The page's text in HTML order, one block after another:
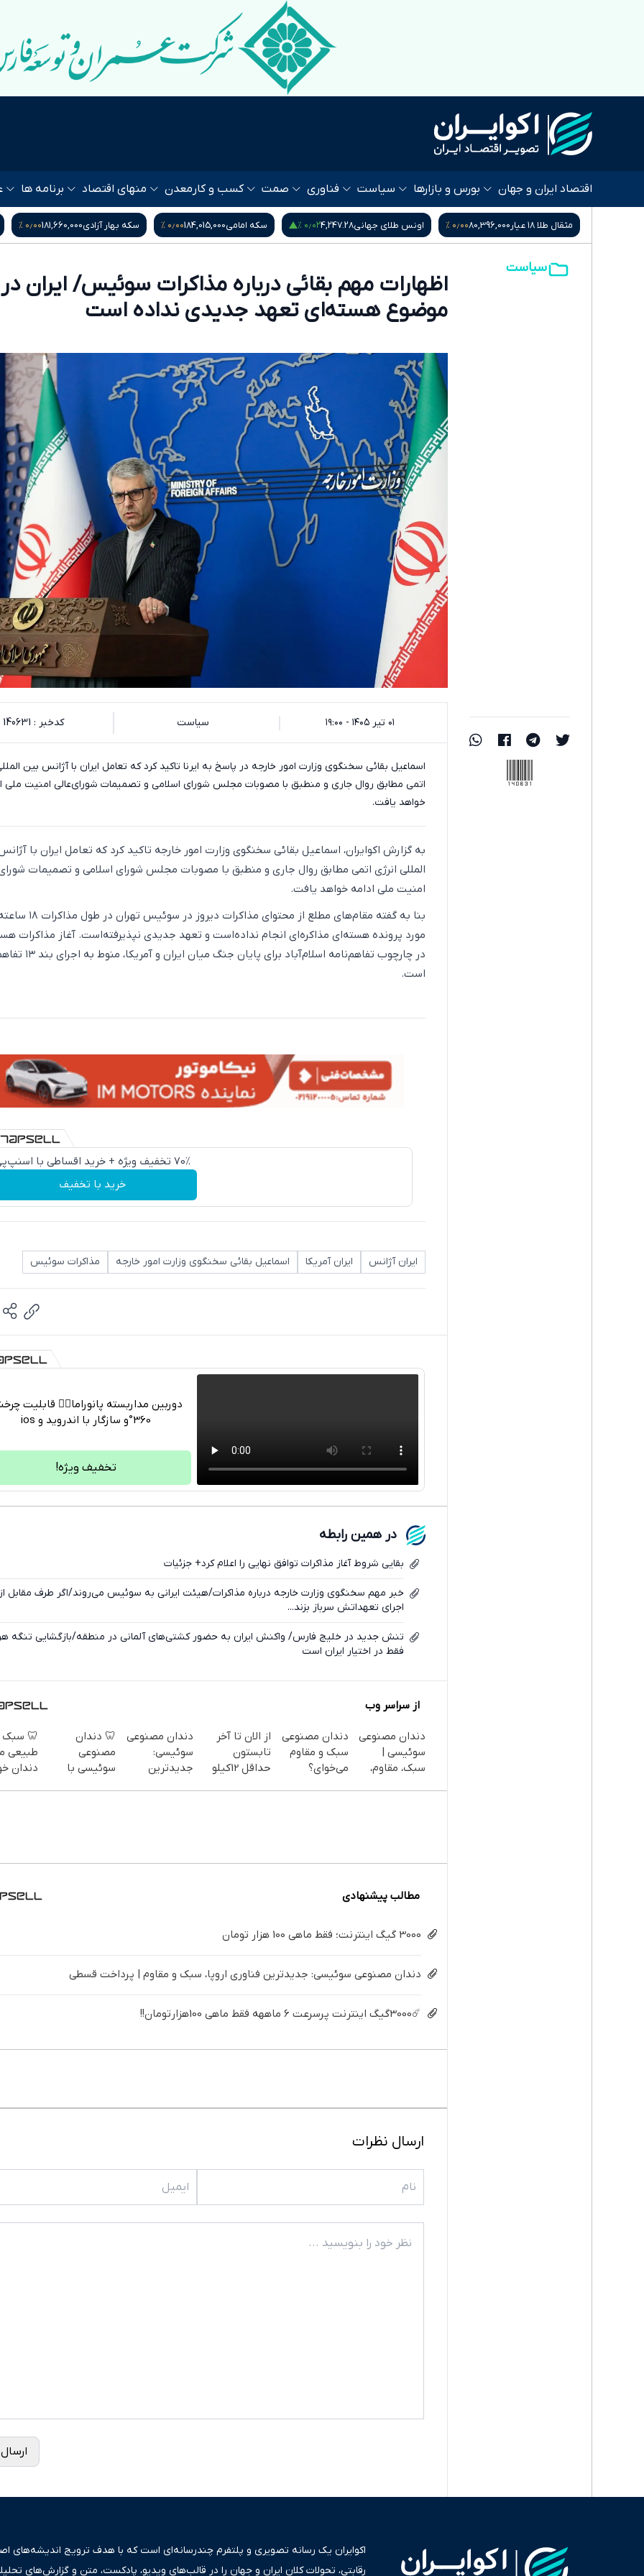
اقتصاد ایران و جهان بورس و بازارها سیاست فناوری صمت کسب و کار معدن منهای اقتصاد برنامه ها
اونس طلای جهانی4,247.28۰٫۰۲ % سکه امامی184,015,000۰٫۰۰ % سکه بهار آزادی181,660,000۰٫۰۰ % نیم سکه94,500,000۰٫۰۰ % ربع
سیاست
اظهارات مهم بقائی درباره مذاکرات سوئیس/ ایران در
موضوع هسته‌ای تعهد جدیدی نداده است
۰۱ تیر ۱۴۰۵ - ۱۹:۰۰ سیاست کدخبر : 140631
اسماعیل بقائی سخنگوی وزارت امور خارجه در پاسخ به ایرنا تاکید کرد که تعامل ایران با آژانس بین
اتمی مطابق روال جاری و منطبق با مصوبات مجلس شورای اسلامی و تصمیمات شورای‌عالی امنیت ملی
خواهد یافت.
به گزارش اکوایران، اسماعیل بقائی سخنگوی وزارت امور خارجه تاکید کرد که تعامل ایران با
المللی انرژی اتمی مطابق روال جاری و منطبق با مصوبات مجلس شورای اسلامی و تصمیمات
امنیت ملی ادامه خواهد یافت.
بنا به گفته مقام‌های مطلع از محتوای مذاکرات دیروز
مورد پرونده هسته‌ای مذاکره‌ای انجام نداده‌است و تعهد جدیدی نپذیرفته‌است. آغاز مذاکرات
در چارچوب تفاهم‌نامه اسلام‌آباد برای
است.
70٪ تخفیف ویژه + خرید اقساطی با اسنپ‌پی
خرید با تخفیف
ایران آژانس ایران آمریکا اسماعیل بقائی سخنگوی وزارت امور خارجه مذاکرات سوئیس
تلگرام
فیسبوک
دوربین مداربسته پانوراما👈🏻 قابلیت
360°و سازگار با اندروید و ios
تخفیف ویژه!
در همین رابطه
بقایی شروط آغاز مذاکرات توافق نهایی را اعلام کرد+ جزئیات
خبر مهم سخنگوی وزارت خارجه درباره مذاکرات/هیئت ایرانی به سوئیس می‌روند/اگر طرف مقابل
اجرای تعهداتش سرباز بزند...
تنش جدید در خلیج فارس/ واکنش ایران به حضور کشتی‌های آلمانی در منطقه/بازگشایی تنگه
فقط در اختیار ایران است
از سراسر وب
دندان مصنوعی
سوئیسی |
سبک، مقاوم،
دندان مصنوعی
سبک و مقاوم
می‌خوای؟
از الان تا آخر
تابستون
حداقل 12کیلو
دندان مصنوعی
سوئیسی:
جدیدترین
🦷 دندان
مصنوعی
سوئیسی با
🦷 سبک
طبیعی
دندان
مطالب پیشنهادی
3000 گیگ اینترنت؛ فقط ماهی 100 هزار تومان
دندان مصنوعی سوئیسی: جدیدترین فناوری اروپا، سبک و مقاوم | پرداخت قسطی
☄️3000گیگ اینترنت پرسرعت 6 ماههه فقط ماهی 100هزارتومان!!
ارسال نظرات
اکوایران یک رسانه تصویری و پلتفرم چندرسانه‌ای است که با هدف ترویج اندیشه‌های
رقابتی، تحولات کلان ایران و جهان را در قالب‌های ویدیو، پادکست، متن و گزارش‌های